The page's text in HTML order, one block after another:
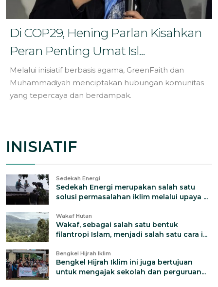
Di COP29, Hening Parlan Kisahkan
Peran Penting Umat Isl...
Melalui inisiatif berbasis agama, GreenFaith dan
Muhammadiyah menciptakan hubungan komunitas
yang tepercaya dan berdampak.
INISIATIF
Sedekah Energi
Sedekah Energi merupakan salah satu
solusi permasalahan iklim melalui upaya ...
Wakaf Hutan
Wakaf, sebagai salah satu bentuk
filantropi Islam, menjadi salah satu cara i...
Bengkel Hijrah Iklim
Bengkel Hijrah Iklim ini juga bertujuan
untuk mengajak sekolah dan perguruan...